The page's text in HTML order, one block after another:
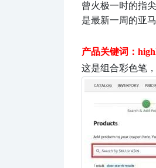
曾火极一时的指
是最新一周的亚
产品关键词：
这是组合彩色笔